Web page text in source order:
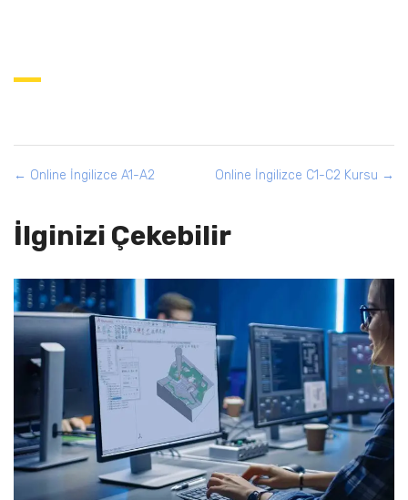
Online İngilizce A1-A2 Online İngilizce C1-C2 Kursu
İlginizi Çekebilir